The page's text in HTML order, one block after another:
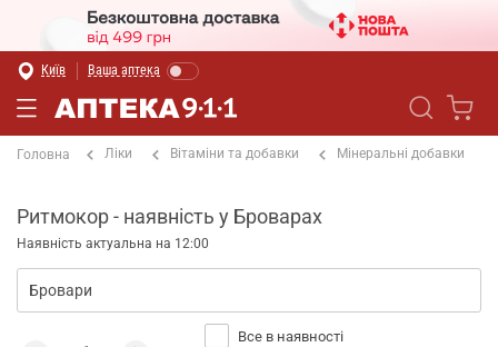
Київ Ваша аптека
Головна Ліки Вітаміни та добавки Мінеральні добавки
Ритмокор - наявність у Броварах
Наявність актуальна на 12:00
Все в наявності